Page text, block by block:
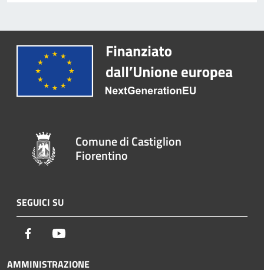
Comune di Castiglion
Fiorentino
SEGUICI SU
Facebook
AMMINISTRAZIONE